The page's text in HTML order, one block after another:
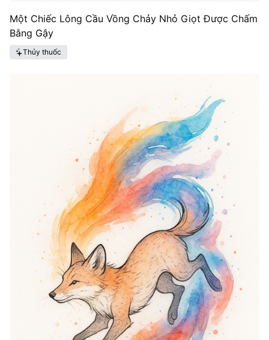
Một Chiếc Lông Cầu Vồng Chảy Nhỏ Giọt Được Chấm
Bằng Gậy
Thủy thuốc